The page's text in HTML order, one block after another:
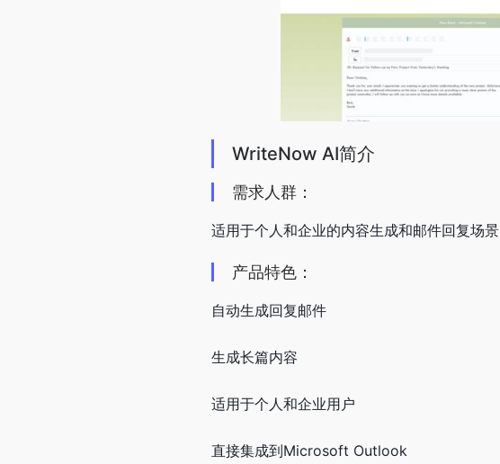
WriteNow AI简介
需求人群：
适用于个人和企业的内容生成和邮件回复场景
产品特色：
自动生成回复邮件
生成长篇内容
适用于个人和企业用户
直接集成到Microsoft Outlook